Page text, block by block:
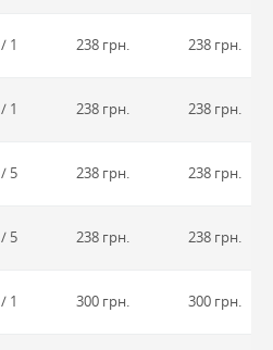
1 238 грн. 238 грн.
1 238 грн. 238 грн.
5 238 грн. 238 грн.
5 238 грн. 238 грн.
1 300 грн. 300 грн.